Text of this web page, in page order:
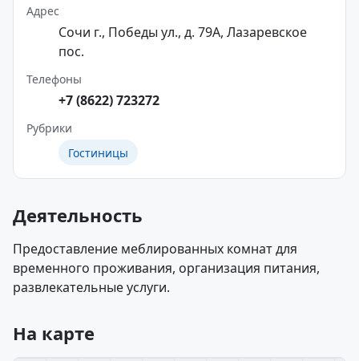
Адрес
Сочи г., Победы ул., д. 79А, Лазаревское
пос.
Телефоны
+7 (8622) 723272
Рубрики
Гостиницы
Деятельность
Предоставление меблированных комнат для
временного проживания, организация питания,
развлекательные услуги.
На карте